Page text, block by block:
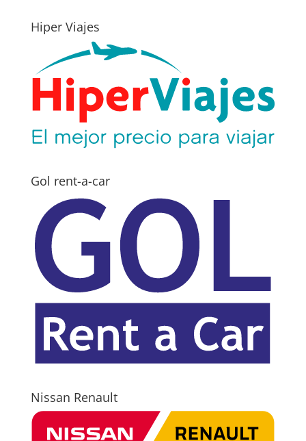
Hiper Viajes
Gol rent-a-car
Nissan Renault